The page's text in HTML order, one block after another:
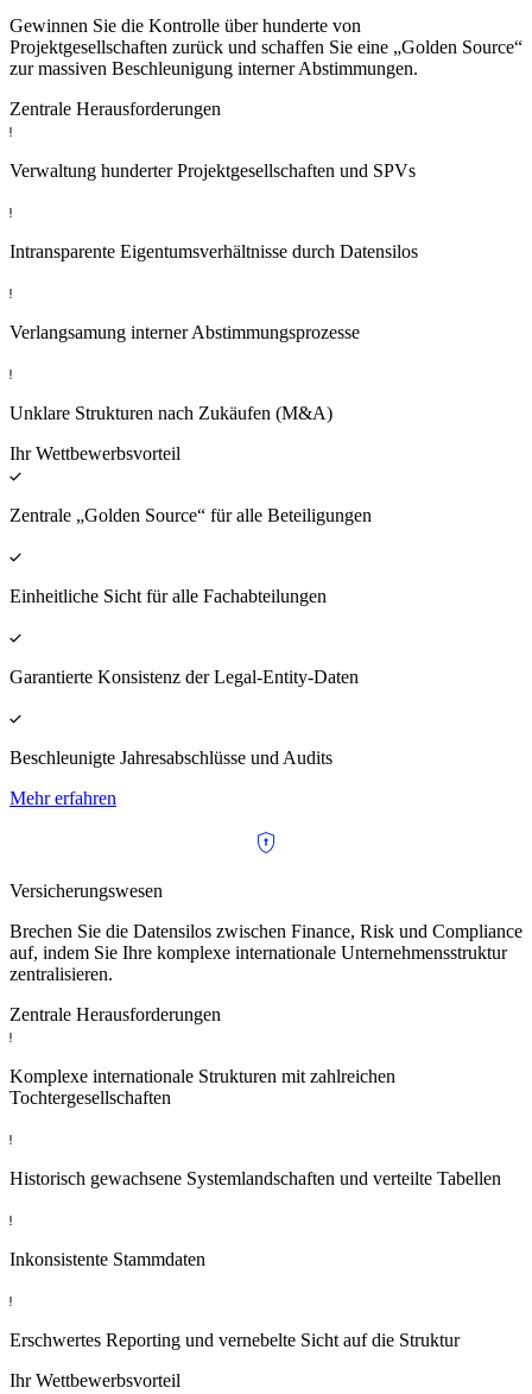
Gewinnen Sie die Kontrolle über hunderte von
Projektgesellschaften zurück und schaffen Sie eine „Golden Source“
zur massiven Beschleunigung interner Abstimmungen.
Zentrale Herausforderungen
Verwaltung hunderter Projektgesellschaften und SPVs
Intransparente Eigentumsverhältnisse durch Datensilos
Verlangsamung interner Abstimmungsprozesse
Unklare Strukturen nach Zukäufen (M&A)
Ihr Wettbewerbsvorteil
Zentrale „Golden Source“ für alle Beteiligungen
Einheitliche Sicht für alle Fachabteilungen
Garantierte Konsistenz der Legal-Entity-Daten
Beschleunigte Jahresabschlüsse und Audits
Mehr erfahren
Versicherungswesen
Brechen Sie die Datensilos zwischen Finance, Risk und Compliance
auf, indem Sie Ihre komplexe internationale Unternehmensstruktur
zentralisieren.
Zentrale Herausforderungen
Komplexe internationale Strukturen mit zahlreichen
Tochtergesellschaften
Historisch gewachsene Systemlandschaften und verteilte Tabellen
Inkonsistente Stammdaten
Erschwertes Reporting und vernebelte Sicht auf die Struktur
Ihr Wettbewerbsvorteil